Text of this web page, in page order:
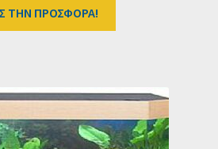
ΤΗΝ ΠΡΟΣΦΟΡΑ!